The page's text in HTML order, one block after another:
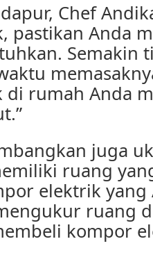
Chef
pastikan Anda
Semakin
di rumah Anda
juga
ruang
elektrik yang
ruang
kompor